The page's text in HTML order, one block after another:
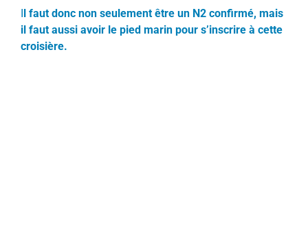
l faut donc non seulement être un N2 confirmé, mais
il faut aussi avoir le pied marin pour s’inscrire à cette
croisière.